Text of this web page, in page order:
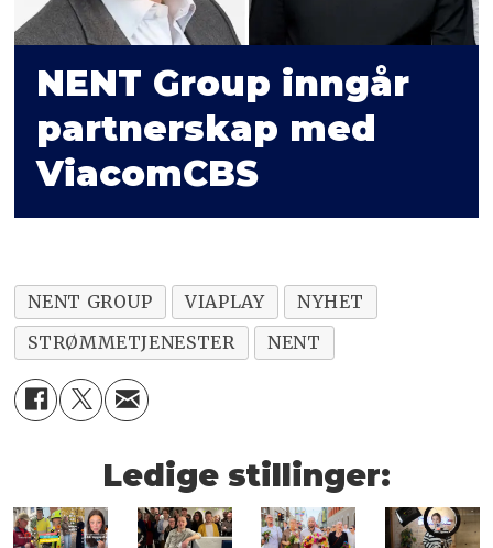
NENT Group inngår
partnerskap med
ViacomCBS
NENT GROUP VIAPLAY
NYHET
STRØMMETJENESTER
NENT
Ledige stillinger: